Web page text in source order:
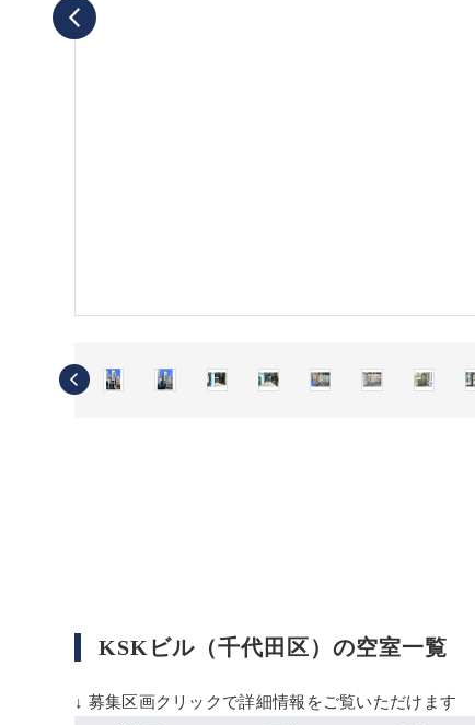
KSKビル（千代田区）の空室一覧
↓ 募集区画クリックで詳細情報をご覧いただけます